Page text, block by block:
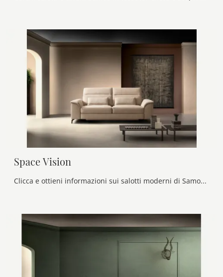
Space Vision
Clicca e ottieni informazioni sui salotti moderni di Samoa! Diversi modelli di divani, come Space Vision, ti aspettano.